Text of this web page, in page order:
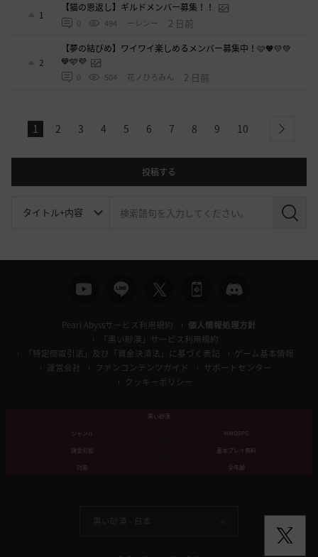
1
【猫の恩返し】ギルドメンバー募集！！
0 494 ーレンー 2 日前
2
【夢の結びめ】ワイワイ楽しめるメンバー募集中！🩷🧡💛💚
💙🩵💜
0 504 花ノひろみん 2 日前
1 2 3 4 5 6 7 8 9 10 next
投稿する
検
Pearl Abyssサービス利用規約
個人情報処理方針
「黒い砂漠」サービス利用規約
「特定商取引法」及び「資金決済法」に基づく表記
ゲーム基本情報
運営会社
ファンコンテンツガイド
サポートセンター
クッキーポリシー
黒い砂漠
ジャンル
MMORPG
課金形態
基本プレイ無料
対象
全年齢
黒い砂漠 - 日本